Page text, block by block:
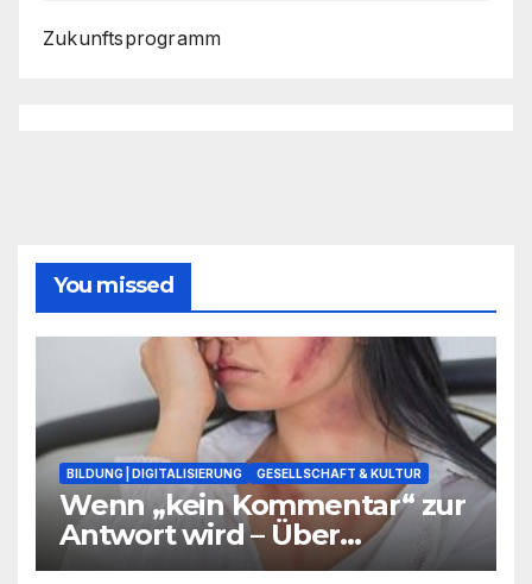
Zukunftsprogramm
You missed
BILDUNG | DIGITALISIERUNG GESELLSCHAFT & KULTUR
Wenn „kein Kommentar“ zur
Antwort wird – Über
Warnsignale aus Schulen, die